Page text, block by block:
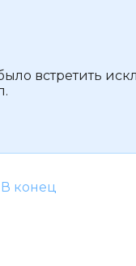
встретить
В конец